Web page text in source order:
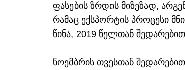
ფასების ზრდის მიზეზად,
რამაც ექსპორტის პროცესი
წინა, 2019 წელთან
ნოემბრის თვესთან